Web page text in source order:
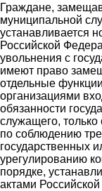
Граждане,
муниципальной
устанавливается
Российской
увольнения с
имеют право
отдельные
организациями
обязанности
служащего, только
по соблюдению
государственных
урегулированию
порядке,
актами